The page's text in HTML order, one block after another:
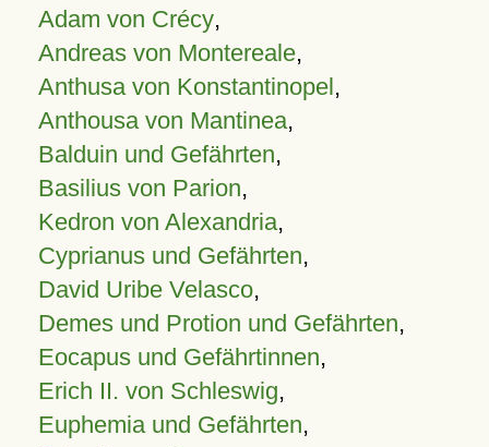
Adam von Crécy,
Andreas von Montereale,
Anthusa von Konstantinopel,
Anthousa von Mantinea,
Balduin und Gefährten,
Basilius von Parion,
Kedron von Alexandria,
Cyprianus und Gefährten,
David Uribe Velasco,
Demes und Protion und Gefährten,
Eocapus und Gefährtinnen,
Erich II. von Schleswig,
Euphemia und Gefährten,